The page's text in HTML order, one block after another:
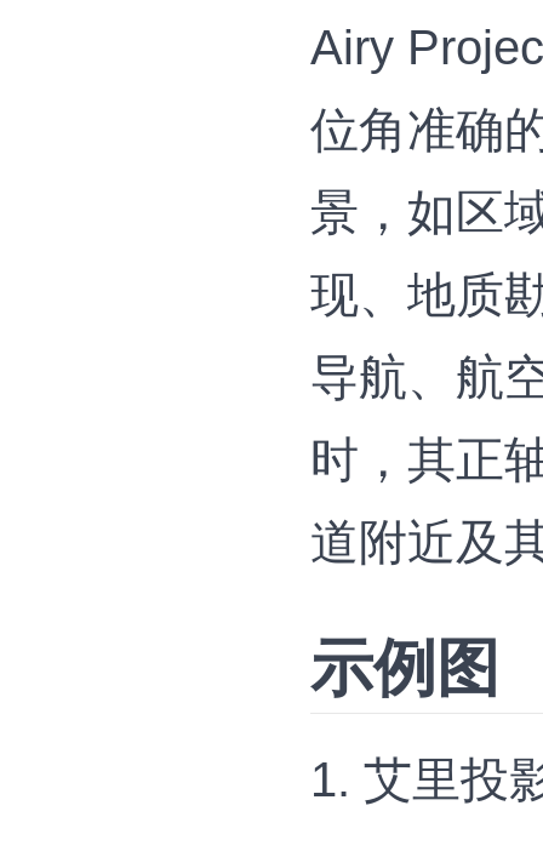
Airy
位角准确
景，如区
现、地质
导航、航
时，其正
道附近及
示例图
1. 艾里投